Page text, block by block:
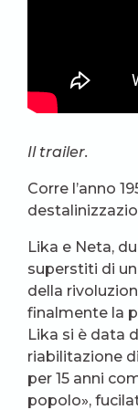
Il trailer.
Corre l’anno
Lika e Neta,
superstiti di
della
finalmente la
Lika si è data
riabilitazione
per 15 anni
popolo»,